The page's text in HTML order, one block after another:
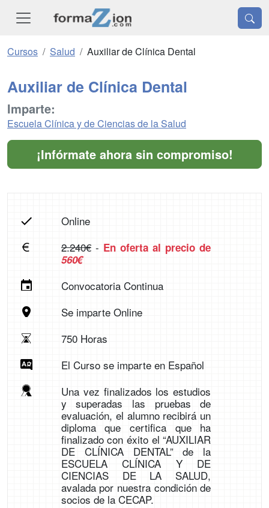
Cursos Salud Auxiliar de Clínica Dental
Auxiliar de Clínica Dental
Imparte:
Escuela Clínica y de Ciencias de la Salud
¡Infórmate ahora sin compromiso!
Online
2.240€- En oferta al precio de
560€
Convocatoria Continua
Se imparte Online
750 Horas
El Curso se imparte en Español
Una vez finalizados los estudios
y superadas las pruebas de
evaluación, el alumno recibirá un
diploma que certifica que ha
finalizado con éxito el “AUXILIAR
DE CLÍNICA DENTAL” de la
ESCUELA CLÍNICA Y DE
CIENCIAS DE LA SALUD,
avalada por nuestra condición de
socios de la CECAP.